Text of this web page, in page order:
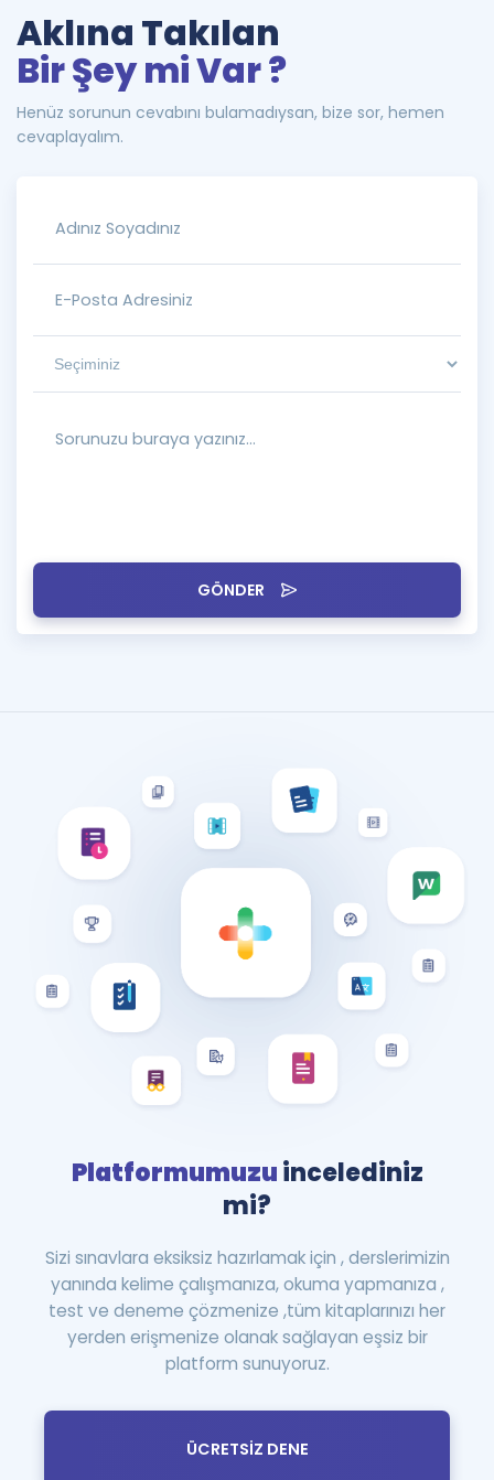
GÖNDER
Aklına Takılan
Bir Şey mi Var ?
Henüz sorunun cevabını bulamadıysan, bize sor, hemen
cevaplayalım.
Platformumuzuincelediniz
mi?
Sizi sınavlara eksiksiz hazırlamak için , derslerimizin
yanında kelime çalışmanıza, okuma yapmanıza ,
test ve deneme çözmenize ,tüm kitaplarınızı her
yerden erişmenize olanak sağlayan eşsiz bir
platform sunuyoruz.
ÜCRETSİZ DENE